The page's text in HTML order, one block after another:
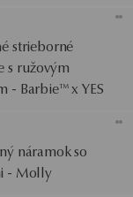
strieborné
s ružovým
- Barbie™ x YES
náramok so
- Molly